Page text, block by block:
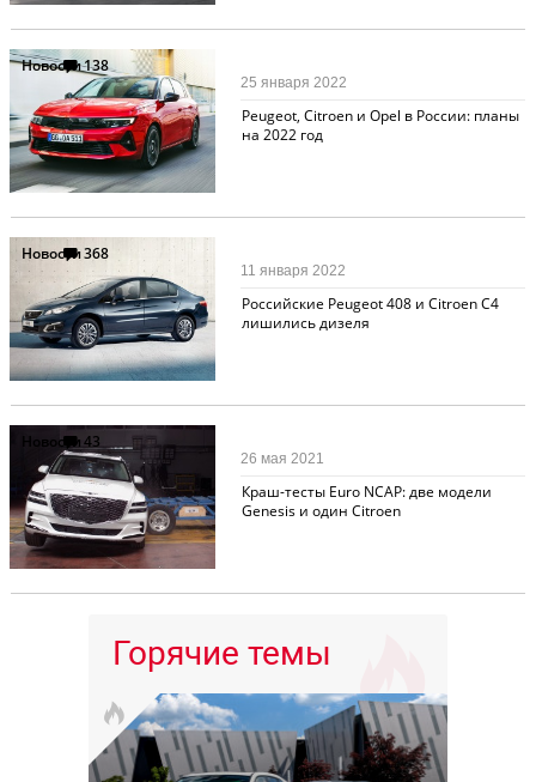
Новости138
Peugeot, Citroen и Opel в России: планы
на 2022 год
25 января 2022
Новости368
Российские Peugeot 408 и Citroen C4
лишились дизеля
11 января 2022
Новости43
Краш-тесты Euro NCAP: две модели
Genesis и один Citroen
26 мая 2021
Горячие темы